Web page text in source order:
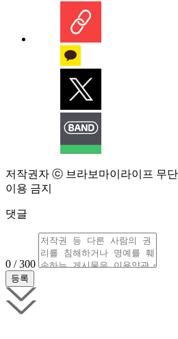
저작권자 ⓒ 브라보마이라이프 무
이용 금지
댓글
0 / 300